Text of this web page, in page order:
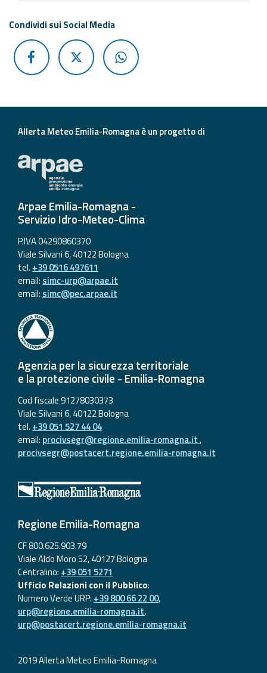
Condividi sui Social Media
Allerta Meteo Emilia-Romagna è un progetto di
Arpae Emilia-Romagna -
Servizio Idro-Meteo-Clima
P.IVA 04290860370
Viale Silvani 6, 40122 Bologna
tel. +39 0516 497611
email: simc-urp@arpae.it
email: simc@pec.arpae.it
Agenzia per la sicurezza territoriale
e la protezione civile - Emilia-Romagna
Cod fiscale 91278030373
Viale Silvani 6, 40122 Bologna
tel. +39 051 527 44 04
email: procivsegr@regione.emilia-romagna.it,
procivsegr@postacert.regione.emilia-romagna.it
Regione Emilia-Romagna
CF 800.625.903.79
Viale Aldo Moro 52, 40127 Bologna
Centralino: +39 051 5271
Ufficio Relazioni con il Pubblico:
Numero Verde URP: +39 800 66 22 00,
urp@regione.emilia-romagna.it,
urp@postacert.regione.emilia-romagna.it
2019 Allerta Meteo Emilia-Romagna